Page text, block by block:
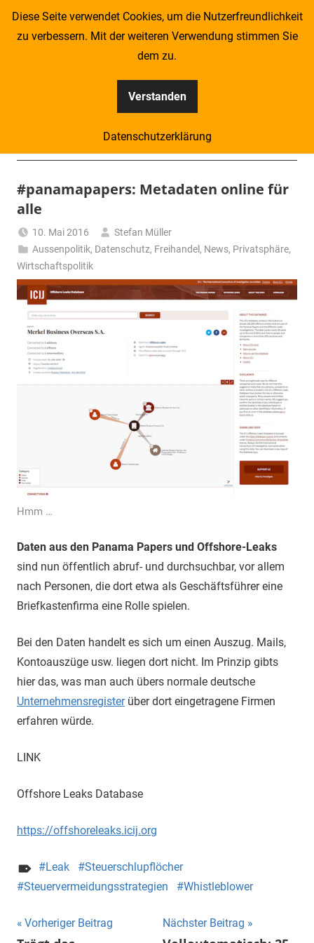
Zum
Kompass
–
Zeitung
für
Piraten
#panamapapers: Metadaten online für
alle
10. Mai 2016
Stefan Müller
Aussenpolitik, Datenschutz, Freihandel , News, Privatsphäre,
Wirtschaftspolitik
Hmm …
Daten aus den Panama Papers und Offshore-Leaks
sind nun öffentlich abruf- und durchsuchbar, vor allem
nach Personen, die dort etwa als Geschäftsführer eine
Briefkastenfirma eine Rolle spielen.
Bei den Daten handelt es sich um einen Auszug. Mails,
Kontoauszüge usw. liegen dort nicht. Im Prinzip gibts
hier das, was man auch übers normale deutsche
Unternehmensregisterüber dort eingetragene Firmen
erfahren würde.
LINK
Offshore Leaks Database
https://offshoreleaks.icij.org
Leak
Steuerschlupflöcher
Steuervermeidungsstrategien
Whistleblower
Beitragsnavigation
Vorheriger Beitrag Nächster Beitrag
Diese Seite verwendet Cookies, um die Nutzerfreundlichkeit
zu verbessern. Mit der weiteren Verwendung stimmen Sie
dem zu.
Verstanden
Datenschutzerklärung